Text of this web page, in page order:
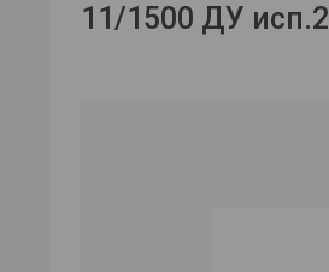
11/1500 ДУ исп.2